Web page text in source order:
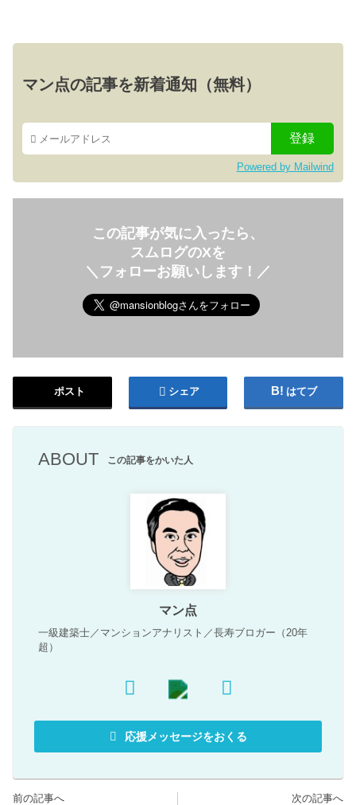
マン点の記事を新着通知（無料）
Powered by Mailwind
この記事が気に入ったら、
スムログのXを
＼フォローお願いします！／
ポスト シェア はてブ
ABOUT この記事をかいた人
マン点
一級建築士／マンションアナリスト／長寿ブロガー（20年
超）
応援メッセージをおくる